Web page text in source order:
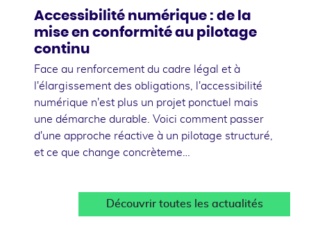
Accessibilité numérique : de la
mise en conformité au pilotage
continu
Face au renforcement du cadre légal et à
l'élargissement des obligations, l'accessibilité
numérique n'est plus un projet ponctuel mais
une démarche durable. Voici comment passer
d'une approche réactive à un pilotage structuré,
et ce que change concrèteme…
Découvrir toutes les actualités